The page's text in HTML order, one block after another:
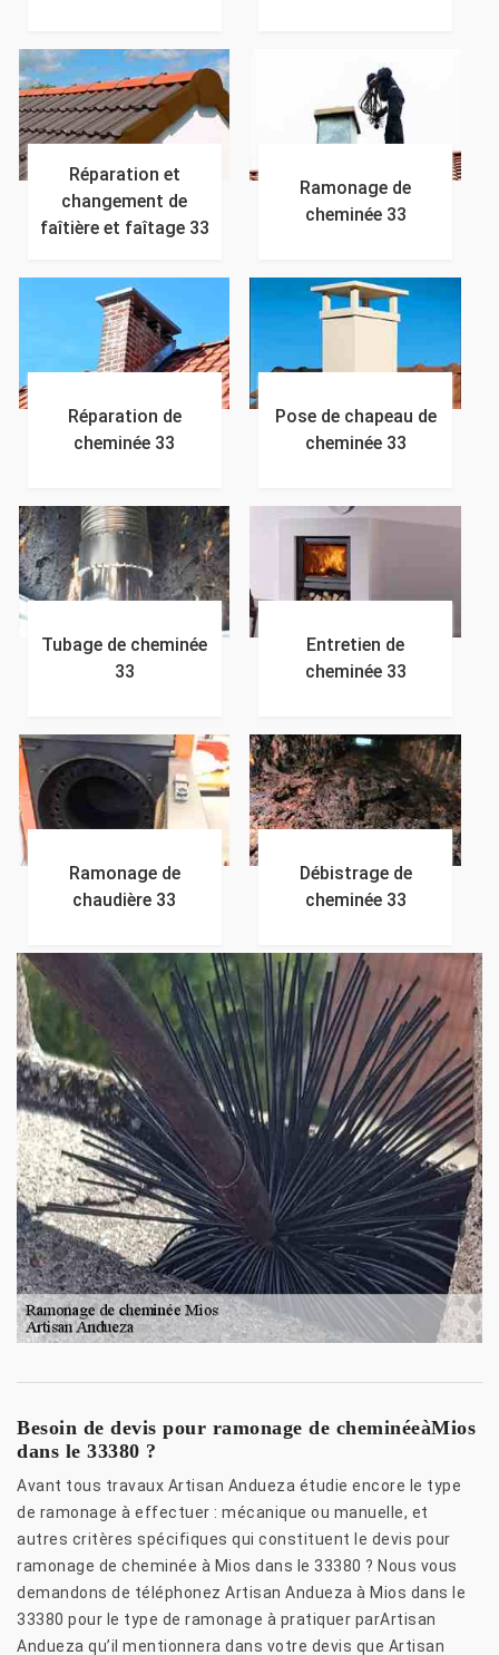
Réparation et
changement de
faîtière et faîtage 33
Ramonage de
cheminée 33
Réparation de
cheminée 33
Pose de chapeau de
cheminée 33
Tubage de cheminée
33
Entretien de
cheminée 33
Ramonage de
chaudière 33
Débistrage de
cheminée 33
Besoin de devis pour ramonage de cheminéeàMios
dans le 33380 ?
Avant tous travaux Artisan Andueza étudie encore le type
de ramonage à effectuer : mécanique ou manuelle, et
autres critères spécifiques qui constituent le devis pour
ramonage de cheminée à Mios dans le 33380 ? Nous vous
demandons de téléphonez Artisan Andueza à Mios dans le
33380 pour le type de ramonage à pratiquer parArtisan
Andueza qu’il mentionnera dans votre devis que Artisan